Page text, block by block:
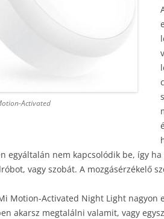
Activated
egyáltalán nem kapcsolódik be, így
vagy szobát. A mozgásérzékelő
Motion-Activated Night Light nagyon
akarsz megtalálni valamit, vagy